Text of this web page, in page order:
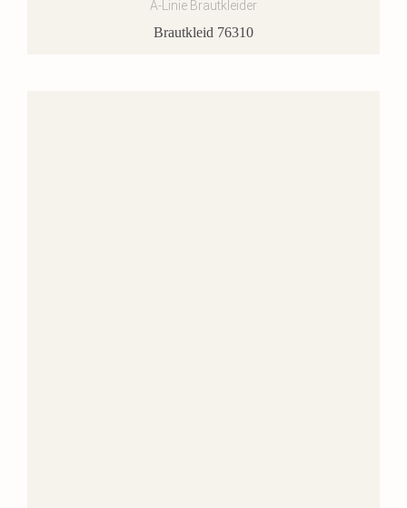
A-Linie Brautkleider
Brautkleid 76310